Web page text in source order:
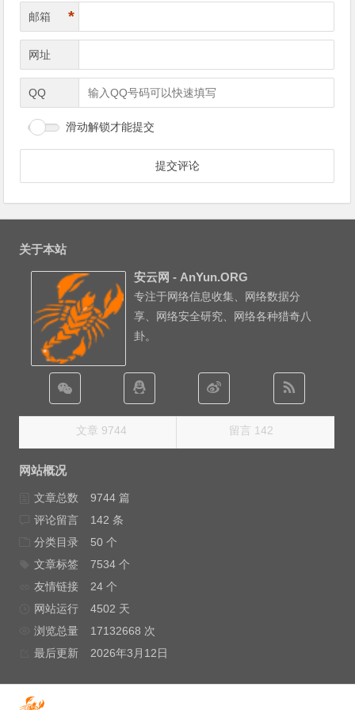
邮箱 *
网址
QQ
滑动解锁才能提交
关于本站
安云网 - AnYun.ORG
专注于网络信息收集、网络数据分
享、网络安全研究、网络各种猎奇八
卦。
文章 9744 留言 142
网站概况
文章总数
9744 篇
评论留言
142 条
分类目录
50 个
文章标签
7534 个
友情链接
24 个
网站运行
4502 天
浏览总量
17132668 次
最后更新
2026年3月12日